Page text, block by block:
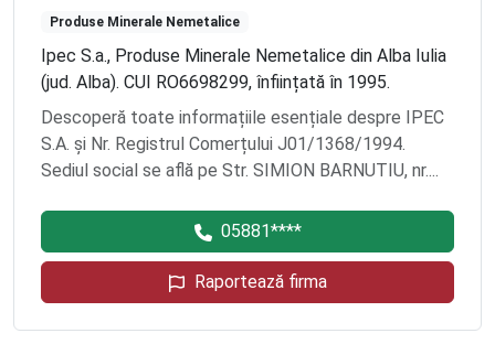
Produse Minerale Nemetalice
Ipec S.a., Produse Minerale Nemetalice din Alba Iulia
(jud. Alba). CUI RO6698299, înființată în 1995.
Descoperă toate informațiile esențiale despre IPEC
S.A. și Nr. Registrul Comerțului J01/1368/1994.
Sediul social se află pe Str. SIMION BARNUTIU, nr....
05881****
Raportează firma